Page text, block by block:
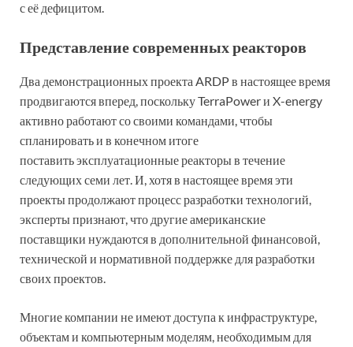
с её дефицитом.
Представление современных реакторов
Два демонстрационных проекта ARDP в настоящее время
продвигаются вперед, поскольку TerraPower и X-energy
активно работают со своими командами, чтобы
спланировать и в конечном итоге
поставить эксплуатационные реакторы в течение
следующих семи лет. И, хотя в настоящее время эти
проекты продолжают процесс разработки технологий,
эксперты признают, что другие американские
поставщики нуждаются в дополнительной финансовой,
технической и нормативной поддержке для разработки
своих проектов.
Многие компании не имеют доступа к инфраструктуре,
объектам и компьютерным моделям, необходимым для